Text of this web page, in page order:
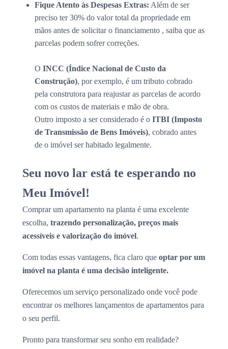
Fique Atento às Despesas Extras: Além de ser
preciso ter 30% do valor total da propriedade em
mãos antes de solicitar o financiamento , saiba que as
parcelas podem sofrer correções.
O INCC (Índice Nacional de Custo da
Construção), por exemplo, é um tributo cobrado
pela construtora para reajustar as parcelas de acordo
com os custos de materiais e mão de obra.
Outro imposto a ser considerado é o ITBI (Imposto
de Transmissão de Bens Imóveis), cobrado antes
de o imóvel ser habitado legalmente.
Seu novo lar está te esperando no
Meu Imóvel!
Comprar um apartamento na planta é uma excelente
escolha, trazendo personalização, preços mais
acessíveis e valorização do imóvel.
Com todas essas vantagens, fica claro que optar por um
imóvel na planta é uma decisão inteligente.
Oferecemos um serviço personalizado onde você pode
encontrar os melhores lançamentos de apartamentos para
o seu perfil.
Pronto para transformar seu sonho em realidade?